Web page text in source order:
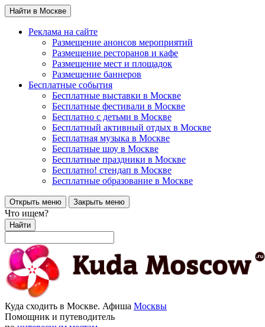
Найти в Москве
Реклама на сайте
Размещение анонсов мероприятий
Размещение ресторанов и кафе
Размещение мест и площадок
Размещение баннеров
Бесплатные события
Бесплатные выставки в Москве
Бесплатные фестивали в Москве
Бесплатно с детьми в Москве
Бесплатный активный отдых в Москве
Бесплатная музыка в Москве
Бесплатные шоу в Москве
Бесплатные праздники в Москве
Бесплатно! стендап в Москве
Бесплатные образование в Москве
Открыть меню Закрыть меню
Что ищем?
Найти
Куда сходить в Москве. Афиша Москвы
Помощник и путеводитель